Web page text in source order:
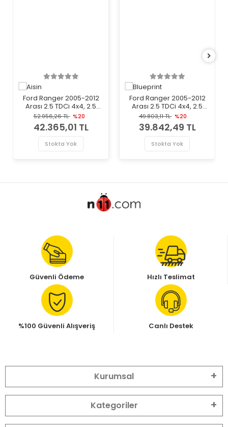
Ford Ranger 2005-2012
Arası 2.5 TDCi 4x4, 2.5
TDdi, 3.0 TDCi 4x4 Aisin
Marka Volan
52.956,26 TL %20
42.365,01 TL
Stokta Yok
Ford Ranger 2005-2012
Arası 2.5 TDCi 4x4, 2.5
TDdi Blueprint Marka
Volan
49.803,11 TL %20
39.842,49 TL
Stokta Yok
Güvenli Ödeme Hızlı Teslimat
%100 Güvenli Alışveriş Canlı Destek
Kurumsal
Kategoriler